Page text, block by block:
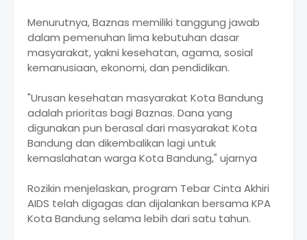
Menurutnya, Baznas memiliki tanggung jawab
dalam pemenuhan lima kebutuhan dasar
masyarakat, yakni kesehatan, agama, sosial
kemanusiaan, ekonomi, dan pendidikan.
"Urusan kesehatan masyarakat Kota Bandung
adalah prioritas bagi Baznas. Dana yang
digunakan pun berasal dari masyarakat Kota
Bandung dan dikembalikan lagi untuk
kemaslahatan warga Kota Bandung," ujarnya
Rozikin menjelaskan, program Tebar Cinta Akhiri
AIDS telah digagas dan dijalankan bersama KPA
Kota Bandung selama lebih dari satu tahun.